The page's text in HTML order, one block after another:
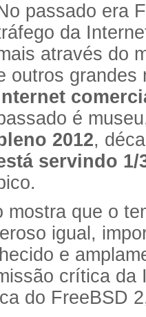
passado era
da
através do
outros grandes
é
2012,
servindo 1/
mostra que o
igual,
e
crítica da
do FreeBSD